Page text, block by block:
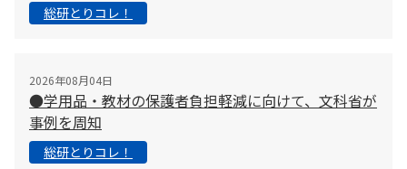
総研とりコレ！
2026年08月04日
●学用品・教材の保護者負担軽減に向けて、文科省が
事例を周知
総研とりコレ！